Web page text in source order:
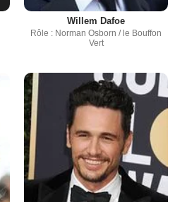
Willem Dafoe
Rôle : Norman Osborn / le Bouffon
Vert